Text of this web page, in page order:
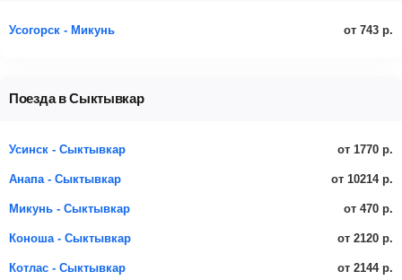
Усогорск - Микунь от 743 р.
Поезда в Сыктывкар
Усинск - Сыктывкар от 1770 р.
Анапа - Сыктывкар от 10214 р.
Микунь - Сыктывкар от 470 р.
Коноша - Сыктывкар от 2120 р.
Котлас - Сыктывкар от 2144 р.